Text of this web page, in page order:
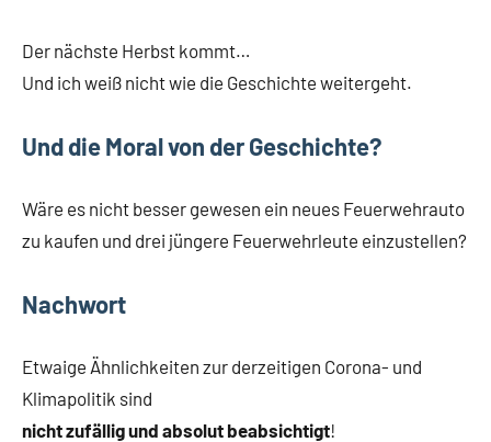
Der nächste Herbst kommt…
Und ich weiß nicht wie die Geschichte weitergeht.
Und die Moral von der Geschichte?
Wäre es nicht besser gewesen ein neues Feuerwehrauto
zu kaufen und drei jüngere Feuerwehrleute einzustellen?
Nachwort
Etwaige Ähnlichkeiten zur derzeitigen Corona- und
Klimapolitik sind
nicht zufällig und absolut beabsichtigt!